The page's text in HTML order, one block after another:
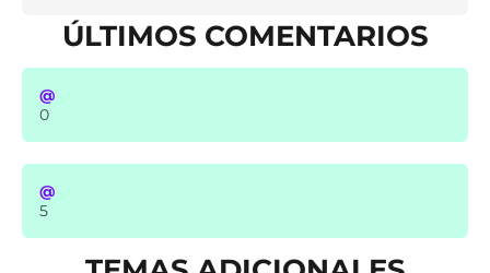
ÚLTIMOS COMENTARIOS
@
0
@
5